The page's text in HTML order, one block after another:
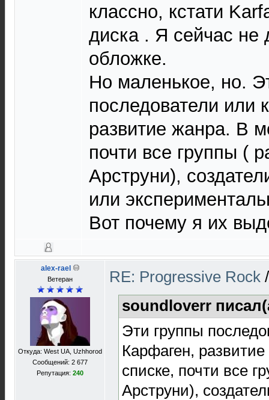
классно, кстати
диска . Я сейчас не
обложке.
Но маленькое, но.
последователи или
развитие жанра. В
почти все группы (
Арструни),
или
Вот почему я их
alex-rael
Ветеран
Откуда: West UA, Uzhhorod
Сообщений: 2 677
Репутация: 240
RE: Progressive Rock
soundloverr
Эти группы
Карфаген,
списке, почти все
Арструни),